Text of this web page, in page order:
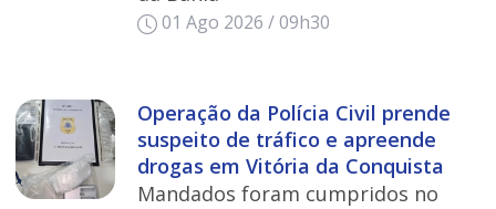
01 Ago 2026 / 09h30
Operação da Polícia Civil prende
suspeito de tráfico e apreende
drogas em Vitória da Conquista
Mandados foram cumpridos no